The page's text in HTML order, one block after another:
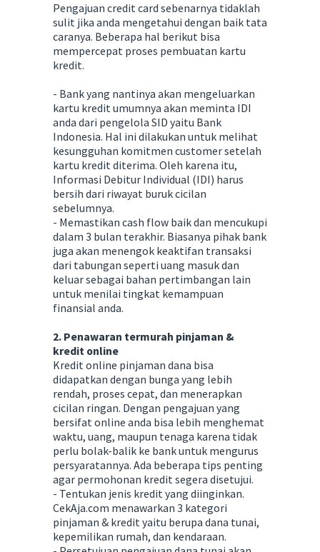
Pengajuan credit card sebenarnya tidaklah
sulit jika anda mengetahui dengan baik tata
caranya. Beberapa hal berikut bisa
mempercepat proses pembuatan kartu
kredit.
- Bank yang nantinya akan mengeluarkan
kartu kredit umumnya akan meminta IDI
anda dari pengelola SID yaitu Bank
Indonesia. Hal ini dilakukan untuk melihat
kesungguhan komitmen customer setelah
kartu kredit diterima. Oleh karena itu,
Informasi Debitur Individual (IDI) harus
bersih dari riwayat buruk cicilan
sebelumnya.
- Memastikan cash flow baik dan mencukupi
dalam 3 bulan terakhir. Biasanya pihak bank
juga akan menengok keaktifan transaksi
dari tabungan seperti uang masuk dan
keluar sebagai bahan pertimbangan lain
untuk menilai tingkat kemampuan
finansial anda.
2. Penawaran termurah pinjaman &
kredit online
Kredit online pinjaman dana bisa
didapatkan dengan bunga yang lebih
rendah, proses cepat, dan menerapkan
cicilan ringan. Dengan pengajuan yang
bersifat online anda bisa lebih menghemat
waktu, uang, maupun tenaga karena tidak
perlu bolak-balik ke bank untuk mengurus
persyaratannya. Ada beberapa tips penting
agar permohonan kredit segera disetujui.
- Tentukan jenis kredit yang diinginkan.
CekAja.com menawarkan 3 kategori
pinjaman & kredit yaitu berupa dana tunai,
kepemilikan rumah, dan kendaraan.